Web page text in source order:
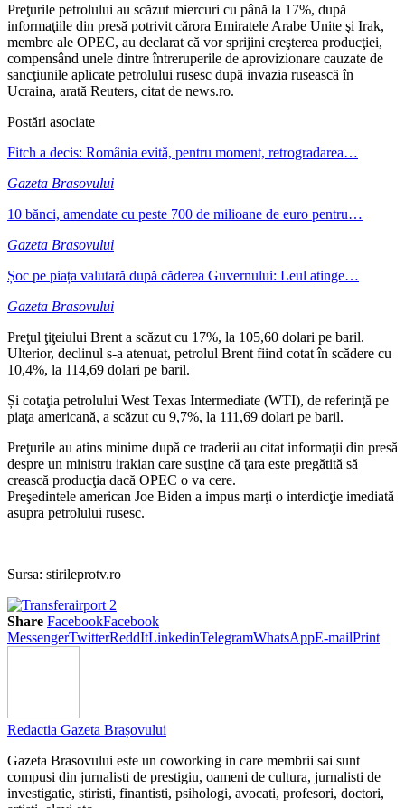
Preţurile petrolului au scăzut miercuri cu până la 17%, după
informaţiile din presă potrivit cărora Emiratele Arabe Unite şi Irak,
membre ale OPEC, au declarat că vor sprijini creşterea producţiei,
compensând unele dintre întreruperile de aprovizionare cauzate de
sancţiunile aplicate petrolului rusesc după invazia rusească în
Ucraina, arată Reuters, citat de news.ro.
Postări asociate
Fitch a decis: România evită, pentru moment, retrogradarea…
Gazeta Brasovului
10 bănci, amendate cu peste 700 de milioane de euro pentru…
Gazeta Brasovului
Șoc pe piața valutară după căderea Guvernului: Leul atinge…
Gazeta Brasovului
Preţul ţiţeiului Brent a scăzut cu 17%, la 105,60 dolari pe baril.
Ulterior, declinul s-a atenuat, petrolul Brent fiind cotat în scădere cu
10,4%, la 114,69 dolari pe baril.
Și cotaţia petrolului West Texas Intermediate (WTI), de referinţă pe
piaţa americană, a scăzut cu 9,7%, la 111,69 dolari pe baril.
Preţurile au atins minime după ce traderii au citat informaţii din presă
despre un ministru irakian care susţine că ţara este pregătită să
crească producţia dacă OPEC o va cere.
Preşedintele american Joe Biden a impus marţi o interdicţie imediată
asupra petrolului rusesc.
Sursa: stirileprotv.ro
Share FacebookFacebook
MessengerTwitterReddItLinkedinTelegramWhatsAppE-mailPrint
Redactia Gazeta Brașovului
Gazeta Brasovului este un coworking in care membrii sai sunt
compusi din jurnalisti de prestigiu, oameni de cultura, jurnalisti de
investigatie, stiristi, finantisti, psihologi, avocati, profesori, doctori,